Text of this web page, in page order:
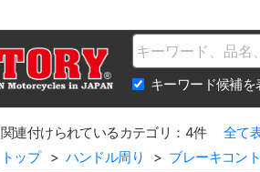
Name
キーワード候補を
関連付けられているカテゴリ：4件
全て
トップ
ハンドル周り ブレーキコン